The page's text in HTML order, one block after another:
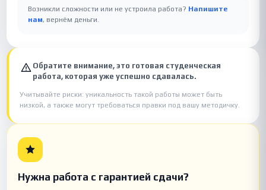
Возникли сложности или не устроила работа? Напишите
нам, вернём деньги.
Обратите внимание, это готовая студенческая
работа, которая уже успешно сдавалась.
Учитывайте риски: уникальность такой работы может быть
низкой, а также могут требоваться правки под вашу методичку.
Нужна работа с гарантией сдачи?